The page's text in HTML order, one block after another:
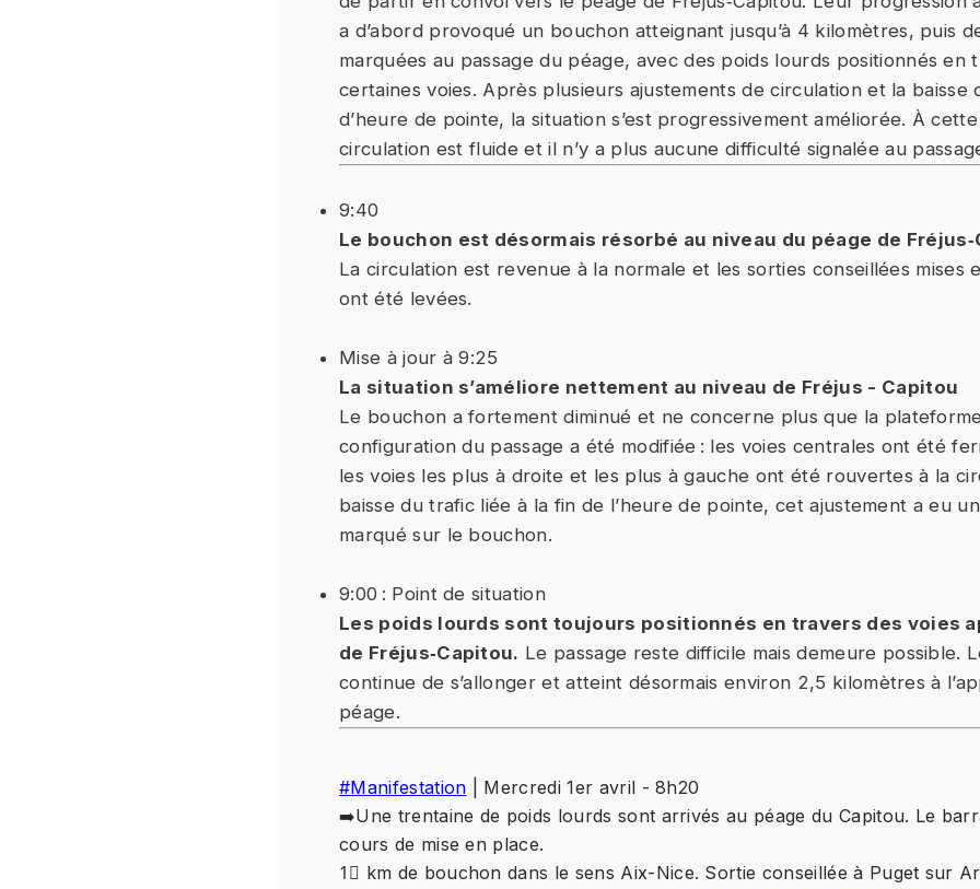
a d’abord provoqué un bouchon atteignant jusqu’à 4 kilomètres, puis
marquées au passage du péage, avec des poids lourds positionnés en
certaines voies. Après plusieurs ajustements de circulation et la baisse
d’heure de pointe, la situation s’est progressivement améliorée. À
circulation est fluide et il n’y a plus aucune difficulté signalée au
9:40
Le bouchon est désormais résorbé au niveau du péage de
La circulation est revenue à la normale et les sorties conseillées mises
ont été levées.
Mise à jour à 9:25
La situation s’améliore nettement au niveau de Fréjus - Capitou
Le bouchon a fortement diminué et ne concerne plus que la
configuration du passage a été modifiée : les voies centrales ont été
les voies les plus à droite et les plus à gauche ont été rouvertes à la
baisse du trafic liée à la fin de l’heure de pointe, cet ajustement a eu
marqué sur le bouchon.
9:00 : Point de situation
Les poids lourds sont toujours positionnés en travers des voies
de Fréjus‑Capitou. Le passage reste difficile mais demeure possible.
continue de s’allonger et atteint désormais environ 2,5 kilomètres à
péage.
#Manifestation | Mercredi 1er avril - 8h20
➡️Une trentaine de poids lourds sont arrivés au péage du Capitou. Le
cours de mise en place.
1⃣ km de bouchon dans le sens Aix-Nice. Sortie conseillée à Puget sur